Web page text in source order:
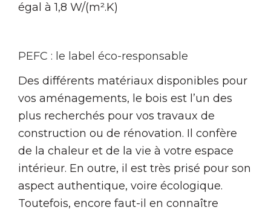
égal à 1,8 W/(m².K)
PEFC : le label éco-responsable
Des différents matériaux disponibles pour
vos aménagements, le bois est l’un des
plus recherchés pour vos travaux de
construction ou de rénovation. Il confère
de la chaleur et de la vie à votre espace
intérieur. En outre, il est très prisé pour son
aspect authentique, voire écologique.
Toutefois, encore faut-il en connaître